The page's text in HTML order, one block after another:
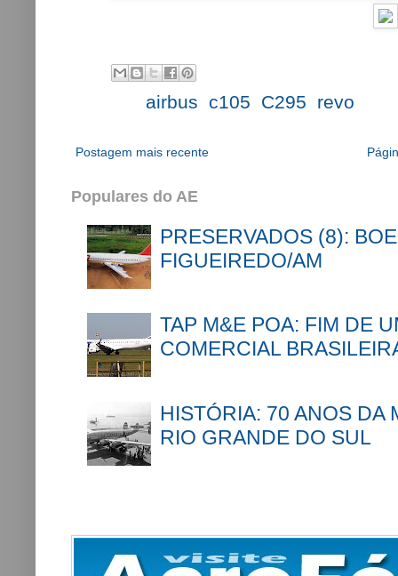
airbus c105 C295 revo
Postagem mais recente
Populares do AE
PRESERVADOS (8):
FIGUEIREDO/AM
TAP M&E POA: FIM DE
COMERCIAL
HISTÓRIA: 70 ANOS DA
RIO GRANDE DO SUL